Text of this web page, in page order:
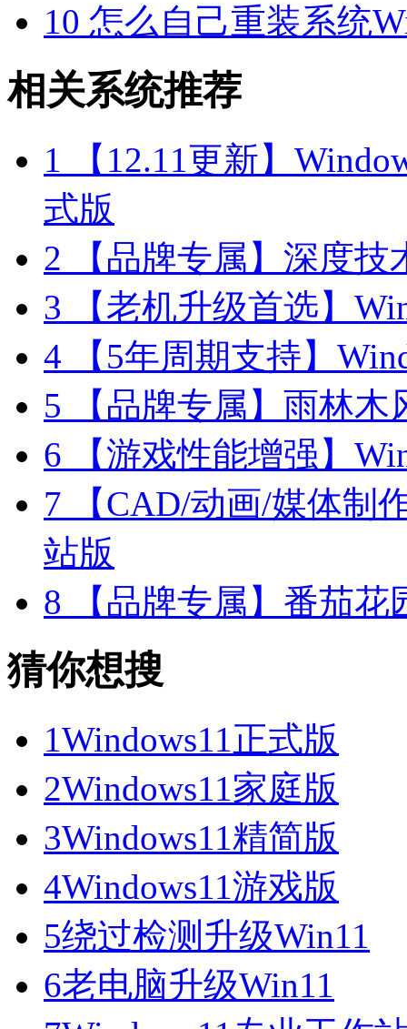
10 怎么自己重装系统
相关系统推荐
1
【12.11更新】
式版
2 【品牌专属】深度技
3 【老机升级首选】
4 【5年周期支持】
5 【品牌专属】雨林木
6 【游戏性能增强】
7 【CAD/动画/媒体制
站版
8 【品牌专属】番茄花
猜你想搜
1Windows11正式版
2Windows11家庭版
3Windows11精简版
4Windows11游戏版
5绕过检测升级Win11
6老电脑升级Win11